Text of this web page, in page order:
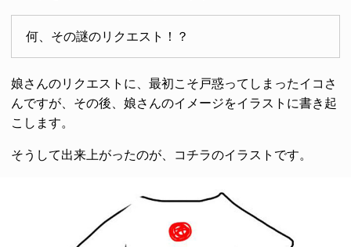
何、その謎のリクエスト！？
娘さんのリクエストに、最初こそ戸惑ってしまったイコさ
んですが、その後、娘さんのイメージをイラストに書き起
こします。
そうして出来上がったのが、コチラのイラストです。